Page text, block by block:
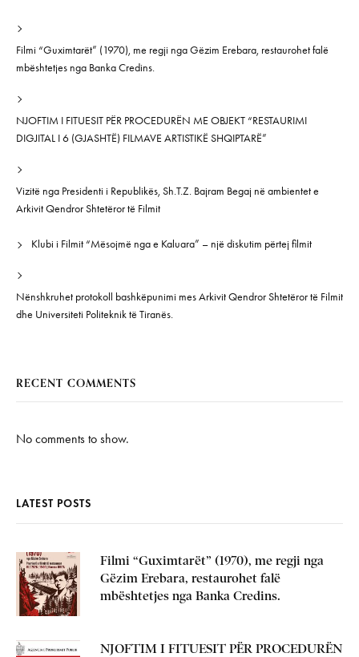
Filmi “Guximtarët” (1970), me regji nga Gëzim Erebara, restaurohet falë
mbështetjes nga Banka Credins.
NJOFTIM I FITUESIT PËR PROCEDURËN ME OBJEKT “RESTAURIMI
DIGJITAL I 6 (GJASHTË) FILMAVE ARTISTIKË SHQIPTARË”
Vizitë nga Presidenti i Republikës, Sh.T.Z. Bajram Begaj në ambientet e
Arkivit Qendror Shtetëror të Filmit
Klubi i Filmit “Mësojmë nga e Kaluara” – një diskutim përtej filmit
Nënshkruhet protokoll bashkëpunimi mes Arkivit Qendror Shtetëror të Filmit
dhe Universiteti Politeknik të Tiranës.
RECENT COMMENTS
No comments to show.
LATEST POSTS
Filmi “Guximtarët” (1970), me regji nga
Gëzim Erebara, restaurohet falë
mbështetjes nga Banka Credins.
NJOFTIM I FITUESIT PËR PROCEDURËN